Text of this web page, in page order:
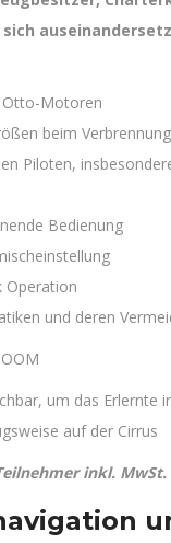
Otto-Motoren
beim
Piloten,
Bedienung
Operation
und deren
um das Erlernte
auf der Cirrus
inkl. MwSt.